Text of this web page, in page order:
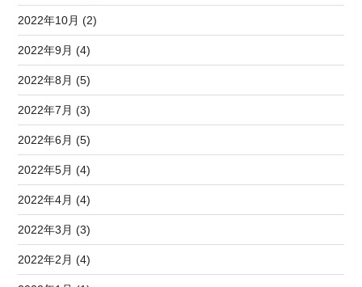
2022年10月 (2)
2022年9月 (4)
2022年8月 (5)
2022年7月 (3)
2022年6月 (5)
2022年5月 (4)
2022年4月 (4)
2022年3月 (3)
2022年2月 (4)